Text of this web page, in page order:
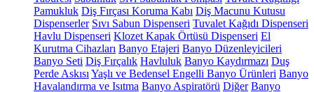
Pamukluk Diş Fırçası Koruma Kabı Diş Macunu Kutusu
Dispenserler Sıvı Sabun Dispenseri Tuvalet Kağıdı Dispenseri
Havlu Dispenseri Klozet Kapak Örtüsü Dispenseri El
Kurutma Cihazları Banyo Etajeri Banyo Düzenleyicileri
Banyo Seti Diş Fırçalık Havluluk Banyo Kaydırmazı Duş
Perde Askısı Yaşlı ve Bedensel Engelli Banyo Ürünleri Banyo
Havalandırma ve Isıtma Banyo Aspiratörü Diğer Banyo